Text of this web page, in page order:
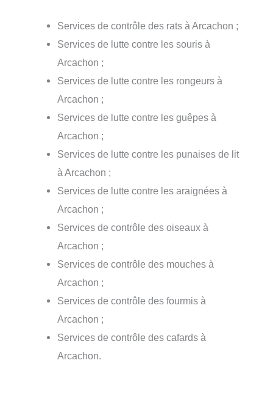
Services de contrôle des rats à Arcachon ;
Services de lutte contre les souris à
Arcachon ;
Services de lutte contre les rongeurs à
Arcachon ;
Services de lutte contre les guêpes à
Arcachon ;
Services de lutte contre les punaises de lit
à Arcachon ;
Services de lutte contre les araignées à
Arcachon ;
Services de contrôle des oiseaux à
Arcachon ;
Services de contrôle des mouches à
Arcachon ;
Services de contrôle des fourmis à
Arcachon ;
Services de contrôle des cafards à
Arcachon.